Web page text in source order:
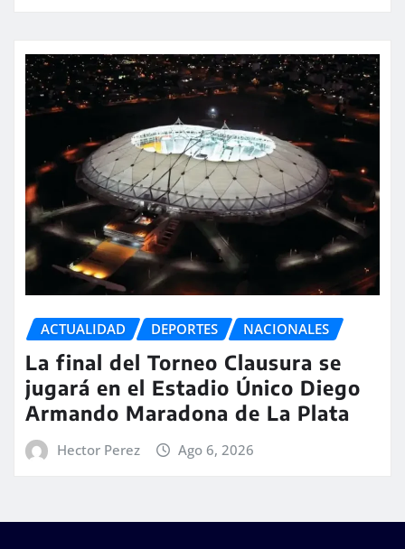
ACTUALIDAD DEPORTES NACIONALES
La final del Torneo Clausura se
jugará en el Estadio Único Diego
Armando Maradona de La Plata
Hector Perez Ago 6, 2026